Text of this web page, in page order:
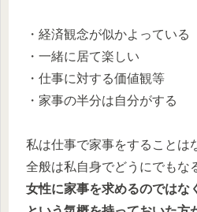
・経済観念が似かよっている
・一緒に居て楽しい
・仕事に対する価値観等
・家事の半分は自分がする
私は仕事で家事をすることは
全般は私自身でどうにでもな
女性に家事を求めるのではな